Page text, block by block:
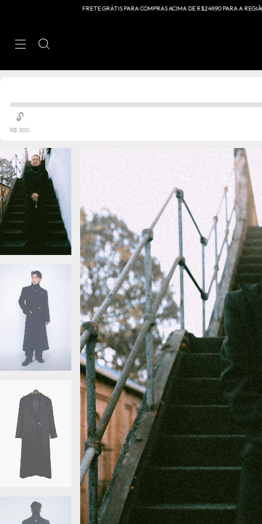
FRETE GRÁTIS PARA COMPRAS ACIMA DE R$249,90 PARA A REGIÃO SUDESTE E
🔓
R$ 300